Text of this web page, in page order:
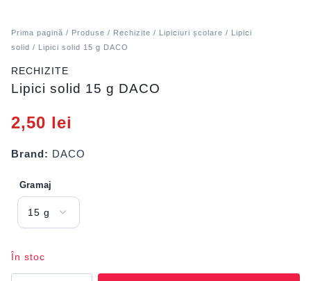
Prima pagină / Produse / Rechizite / Lipiciuri școlare / Lipici
solid / Lipici solid 15 g DACO
RECHIZITE
Lipici solid 15 g DACO
2,50 lei
Brand: DACO
Gramaj
În stoc